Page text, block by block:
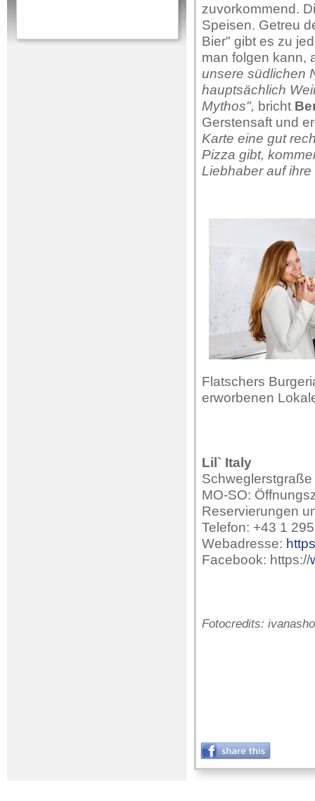
zuvorkommend.
Speisen. Getreu
Bier" gibt es zu
man folgen kann,
unsere südlichen
hauptsächlich
Mythos", bricht
Gerstensaft und
Karte eine gut
Pizza gibt,
Liebhaber auf
Flatschers
erworbenen
Lil` Italy
MO-SO:
Reservierungen
Telefon: +43 1
Webadresse:
Facebook: https://
Fotocredits: